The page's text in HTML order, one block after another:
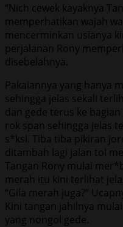
“Nich cewek kayaknya
memperhatikan wajah
mencerminkan usianya
perjalanan Rony
disebelahnya.
Pakaiannya yang hanya
sehingga jelas sekali
dan gede terus ke
rok span sehingga jelas
s*ksi. Tiba tiba pikiran
ditambah lagi jalan tol
Tangan Rony mulai
merah itu kini terlihat
“Gila merah juga?”
Kini tangan jahilnya
yang nongol gede.